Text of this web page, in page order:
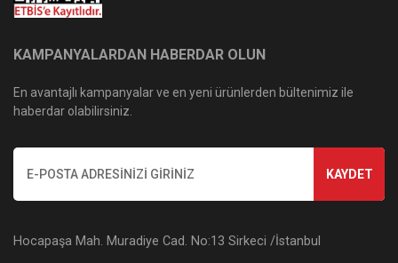
KAMPANYALARDAN HABERDAR OLUN
En avantajlı kampanyalar ve en yeni ürünlerden bültenimiz ile
haberdar olabilirsiniz.
KAYDET
Hocapaşa Mah. Muradiye Cad. No:13 Sirkeci /İstanbul